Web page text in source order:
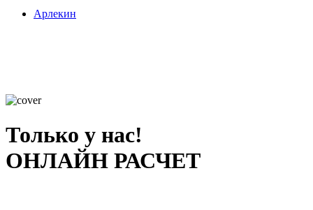
Арлекин
Только у нас!
ОНЛАЙН РАСЧЕТ